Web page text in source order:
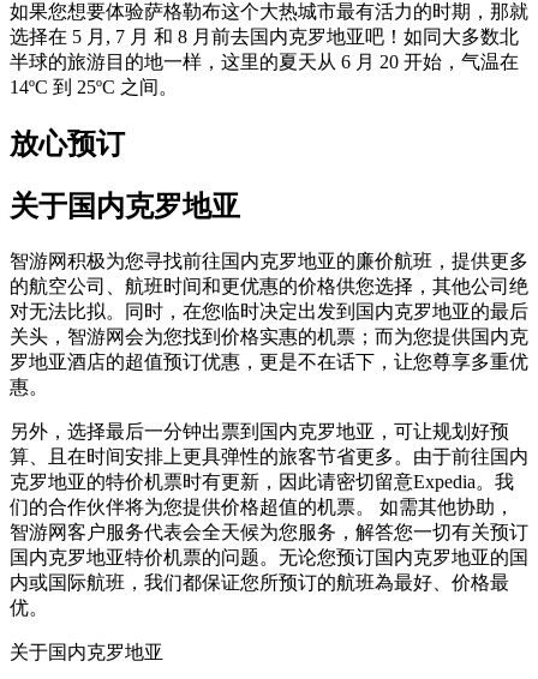
如果您想要体验萨格勒布这个大热城市最有活力的时期，那就
选择在 5 月, 7 月 和 8 月前去国内克罗地亚吧！如同大多数北
半球的旅游目的地一样，这里的夏天从 6 月 20 开始，气温在
14ºC 到 25ºC 之间。
放心预订
关于国内克罗地亚
智游网积极为您寻找前往国内克罗地亚的廉价航班，提供更多
的航空公司、航班时间和更优惠的价格供您选择，其他公司绝
对无法比拟。同时，在您临时决定出发到国内克罗地亚的最后
关头，智游网会为您找到价格实惠的机票；而为您提供国内克
罗地亚酒店的超值预订优惠，更是不在话下，让您尊享多重优
惠。
另外，选择最后一分钟出票到国内克罗地亚，可让规划好预
算、且在时间安排上更具弹性的旅客节省更多。由于前往国内
克罗地亚的特价机票时有更新，因此请密切留意Expedia。我
们的合作伙伴将为您提供价格超值的机票。 如需其他协助，
智游网客户服务代表会全天候为您服务，解答您一切有关预订
国内克罗地亚特价机票的问题。无论您预订国内克罗地亚的国
内或国际航班，我们都保证您所预订的航班為最好、价格最
优。
关于国内克罗地亚